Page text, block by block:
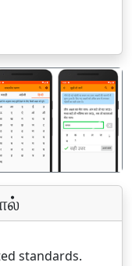
अगला
standards.